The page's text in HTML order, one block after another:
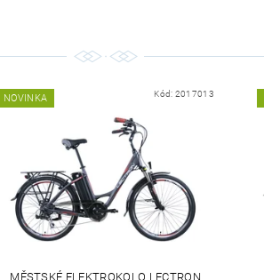
NOVINKA Kód: 2017013
MĚSTSKÉ ELEKTROKOLO LECTRON